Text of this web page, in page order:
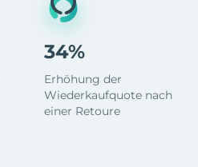
34%
Erhöhung der
Wiederkaufquote nach
einer Retoure